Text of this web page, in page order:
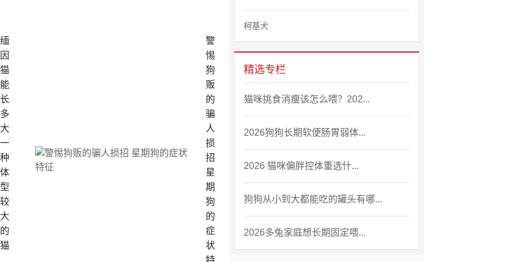
缅
因
猫
能
长
多
大
一
种
体
型
较
大
的
猫
警
惕
狗
贩
的
骗
人
损
招
星
期
狗
的
症
状
特
柯基犬
精选专栏
猫咪挑食消瘦该怎么喂？202...
2026狗狗长期软便肠胃弱体...
2026 猫咪偏胖控体重选什...
狗狗从小到大都能吃的罐头有哪...
2026多兔家庭想长期固定喂...